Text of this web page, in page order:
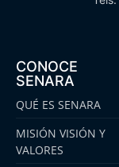
CONOCE
SENARA
QUÉ ES SENARA
MISIÓN VISIÓN Y
VALORES